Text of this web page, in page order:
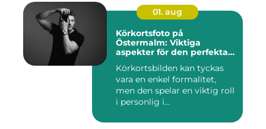
01. aug
Körkortsfoto på
Östermalm: Viktiga
aspekter för den perfekta
Körkortsbilden kan tyckas
vara en enkel formalitet,
men den spelar en viktig roll
i personlig i...